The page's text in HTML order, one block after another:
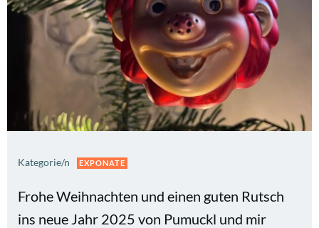
Kategorie/n EXPONATE
Frohe Weihnachten und einen guten Rutsch
ins neue Jahr 2025 von Pumuckl und mir